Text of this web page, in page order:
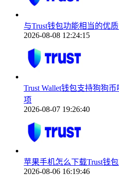
与Trust钱包功能相当的优
2026-08-08 12:24:15
Trust Wallet钱包支持狗狗
项
2026-08-07 19:26:40
苹果手机怎么下载Trust钱
2026-08-06 16:19:46